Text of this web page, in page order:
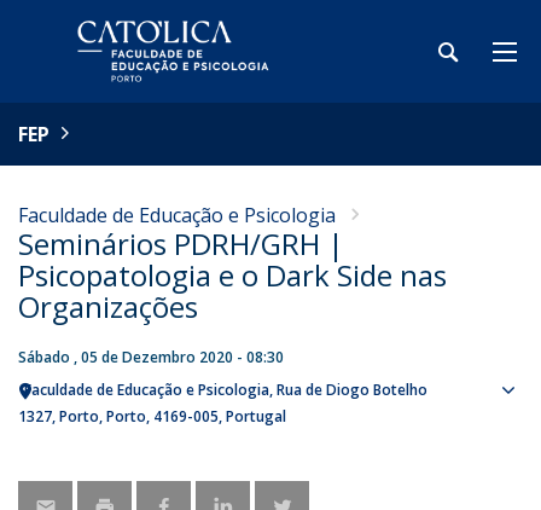
FEP
Faculdade de Educação e Psicologia
Seminários PDRH/GRH |
Psicopatologia e o Dark Side nas
Organizações
Sábado , 05 de Dezembro 2020 - 08:30
Faculdade de Educação e Psicologia Rua de Diogo Botelho
1327 Porto Porto 4169-005 Portugal